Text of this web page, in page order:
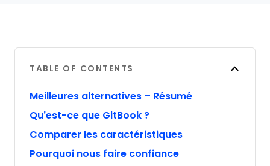
TABLE OF CONTENTS
Meilleures alternatives – Résumé
Qu’est-ce que GitBook ?
Comparer les caractéristiques
Pourquoi nous faire confiance